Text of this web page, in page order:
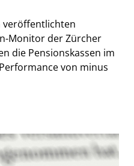
veröffentlichten
Monitor der Zürcher
die Pensionskassen im
von minus